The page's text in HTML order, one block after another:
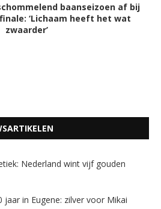
baanseizoen af bij
‘Lichaam heeft het wat
zwaarder’
Nederland wint vijf gouden
jaar in Eugene: zilver voor Mikai